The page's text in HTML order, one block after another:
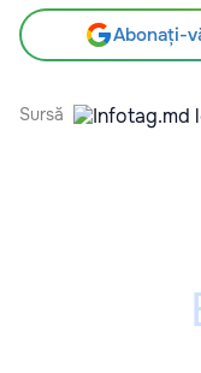
Abonați-
Sursă